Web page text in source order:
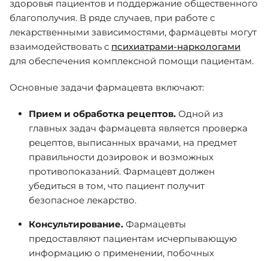
здоровья пациентов и поддержание общественного
благополучия. В ряде случаев, при работе с
лекарственными зависимостями, фармацевты могут
взаимодействовать с психиатрами-наркологами
для обеспечения комплексной помощи пациентам.
Основные задачи фармацевта включают:
Прием и обработка рецептов. Одной из
главных задач фармацевта является проверка
рецептов, выписанных врачами, на предмет
правильности дозировок и возможных
противопоказаний. Фармацевт должен
убедиться в том, что пациент получит
безопасное лекарство.
Консультирование. Фармацевты
предоставляют пациентам исчерпывающую
информацию о применении, побочных